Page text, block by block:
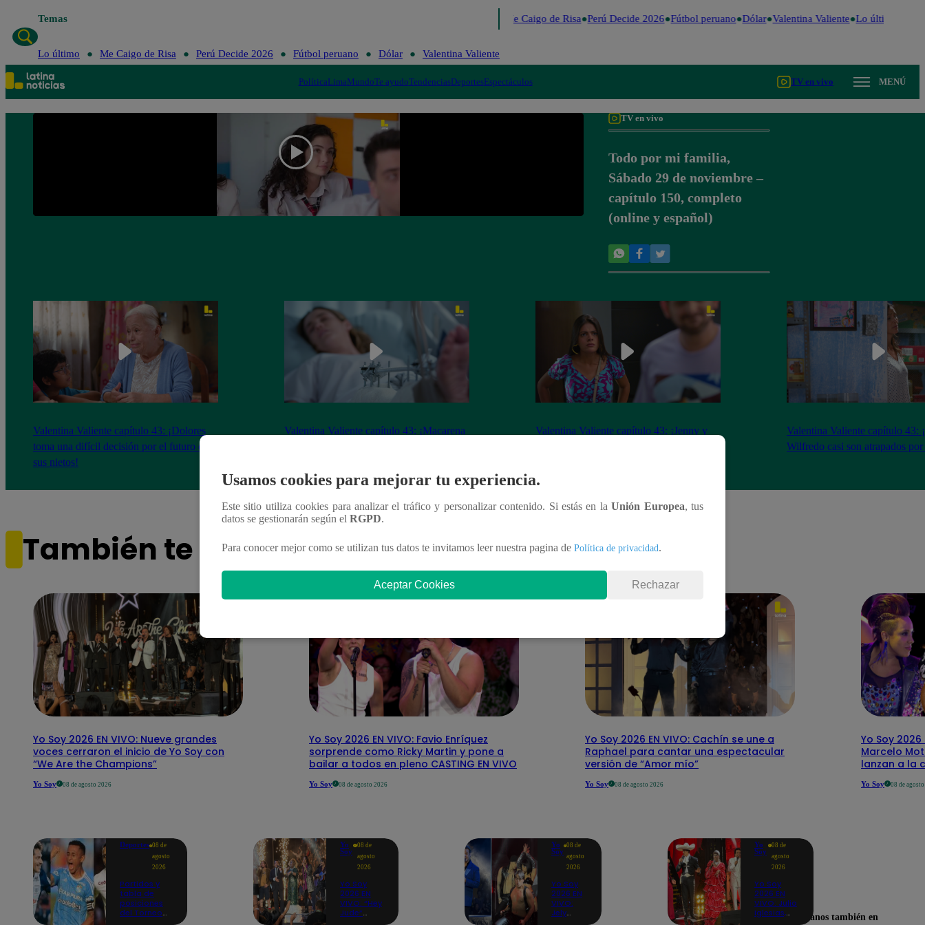
Temas Me Caigo de Risa Perú Decide 2026 Fútbol peruano Dólar Valentina Valiente Lo último
Lo último Me Caigo de Risa Perú Decide 2026 Fútbol peruano Dólar Valentina Valiente
PolíticaLimaMundoTe ayudoTendenciasDeportesEspectáculos TV en vivo MENÚ
TV en vivo
Todo por mi familia,
Sábado 29 de noviembre –
capítulo 150, completo
(online y español)
Valentina Valiente capítulo 43: ¡Dolores
toma una difícil decisión por el futuro de
sus nietos!
Valentina Valiente capítulo 43: ¡Macarena
Valentina Valiente capítulo 43: ¡Jenny y
Valentina Valiente capítulo 43:
Wilfredo casi son atrapados
También te puede interesar
Yo Soy 2026 EN VIVO: Nueve grandes
voces cerraron el inicio de Yo Soy con
“We Are the Champions”
Yo Soy 08 de agosto 2026
Yo Soy 2026 EN VIVO: Favio Enríquez
sorprende como Ricky Martin y pone a
bailar a todos en pleno CASTING EN VIVO
Yo Soy 08 de agosto 2026
Yo Soy 2026 EN VIVO: Cachín se une a
Raphael para cantar una espectacular
versión de “Amor mío”
Yo Soy 08 de agosto 2026
Yo Soy 2026
Marcelo
lanzan a la
Yo Soy 08 de
Deportes 08 de
agosto
2026
Partidos y
tabla de
posiciones
del Torneo
Yo
Soy
08 de
agosto
2026
Yo Soy
2026 EN
VIVO: “Hey
Jude”
Yo
Soy
08 de
agosto
2026
Yo Soy
2026 EN
VIVO:
Jely
Yo
Soy
08 de
agosto
2026
Yo Soy
2026 EN
VIVO: Julio
Iglesias,
Usamos cookies para mejorar tu experiencia.
Este sitio utiliza cookies para analizar el tráfico y personalizar contenido. Si estás en laUnión Europea, tus
datos se gestionarán según el RGPD.
Para conocer mejor como se utilizan tus datos te invitamos leer nuestra pagina de Política de privacidad.
Aceptar Cookies Rechazar
Encuéntranos también en